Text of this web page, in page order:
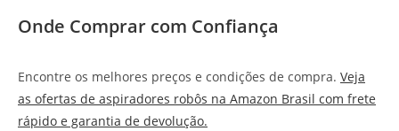
Onde Comprar com Confiança
Encontre os melhores preços e condições de compra. Veja
as ofertas de aspiradores robôs na Amazon Brasil com frete
rápido e garantia de devolução.